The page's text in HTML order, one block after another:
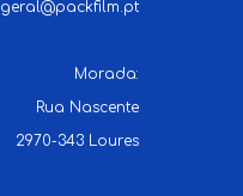
geral@packfilm.pt
Morada:
Rua Nascente
2970-343 Loures